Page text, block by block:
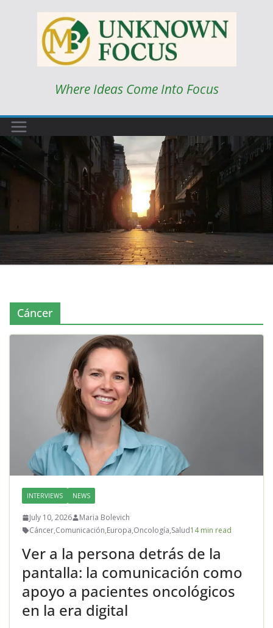
Where Ideas Come Into Focus
Cáncer
INTERVIEWS NEWS
July 10, 2026
Maria Bolevich
Cáncer,Comunicación,Europa,Oncología,Salud14 min read
Ver a la persona detrás de la
pantalla: la comunicación como
apoyo a pacientes oncológicos
en la era digital